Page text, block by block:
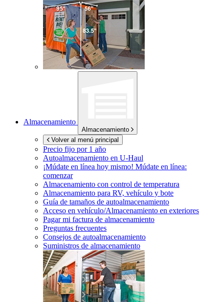
Almacenamiento
Almacenamiento
Volver al menú principal
Precio fijo por 1 año
Autoalmacenamiento en U-Haul
¡Múdate en línea hoy mismo! Múdate en línea:
comenzar
Almacenamiento con control de temperatura
Almacenamiento para RV, vehículo y bote
Guía de tamaños de autoalmacenamiento
Acceso en vehículo/Almacenamiento en exteriores
Pagar mi factura de almacenamiento
Preguntas frecuentes
Consejos de autoalmacenamiento
Suministros de almacenamiento